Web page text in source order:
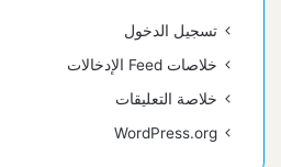
تسجيل الدخول
خلاصات Feed الإدخالات
خلاصة التعليقات
WordPress.org